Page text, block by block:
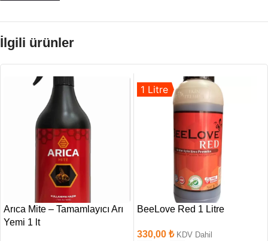
İlgili ürünler
Arıca Mite – Tamamlayıcı Arı
Yemi 1 lt
1 Litre
BeeLove Red 1 Litre
330,00 ₺ KDV Dahil